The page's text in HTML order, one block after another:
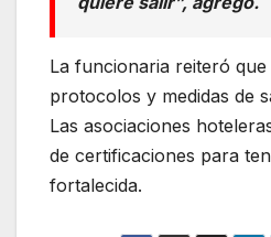
La funcionaria reiteró
protocolos y medidas de
Las asociaciones
de certificaciones para
fortalecida.